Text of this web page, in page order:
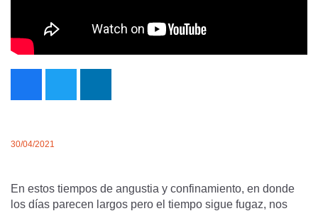
30/04/2021
En estos tiempos de angustia y confinamiento, en donde
los días parecen largos pero el tiempo sigue fugaz, nos